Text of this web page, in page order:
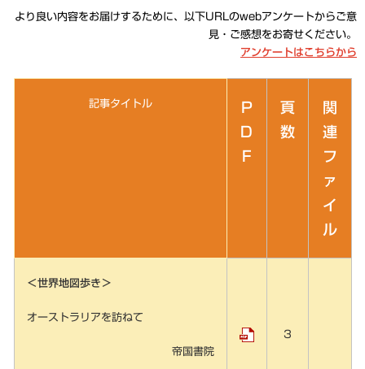
より良い内容をお届けするために、以下URLのwebアンケートからご意
見・ ご感想をお寄せください。
アンケートはこちらから
記事タイトル
P
D
F
頁
数
関
連
フ
ァ
イ
ル
＜世界地図歩き＞
オーストラリアを訪ねて
帝国書院
3